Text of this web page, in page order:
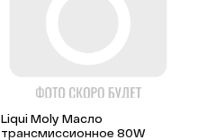
Liqui Moly Масло
трансмиссионное 80W